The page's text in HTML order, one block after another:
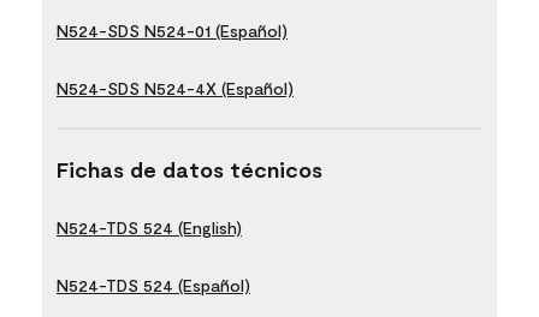
N524-SDS N524-01 (Español)
N524-SDS N524-4X (Español)
Fichas de datos técnicos
N524-TDS 524 (English)
N524-TDS 524 (Español)